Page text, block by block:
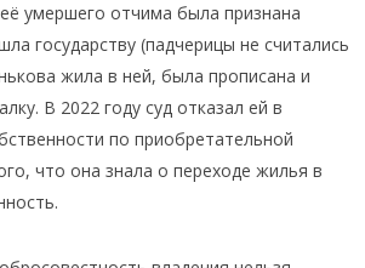
умершего отчима была признана
государству (падчерицы не считались
жила в ней, была прописана и
В 2022 году суд отказал ей в
по приобретательной
что она знала о переходе жилья в